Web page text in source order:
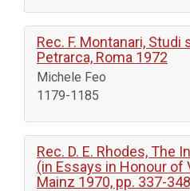
Rec. F. Montanari, Studi
Petrarca, Roma 1972
Michele Feo
1179-1185
Rec. D. E. Rhodes, The
(in Essays in Honour of
Mainz 1970, pp. 337-